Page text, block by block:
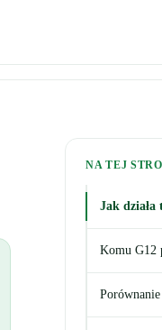
NA TEJ
Jak działa
Komu G12